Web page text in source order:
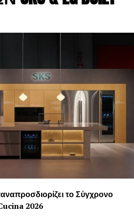
η ΜΑΚΒΕΛ–EURIMAC στην
της, επιβεβαιώνοντας τη
διαδικασίας με τις
το Σύγχρονο
2026